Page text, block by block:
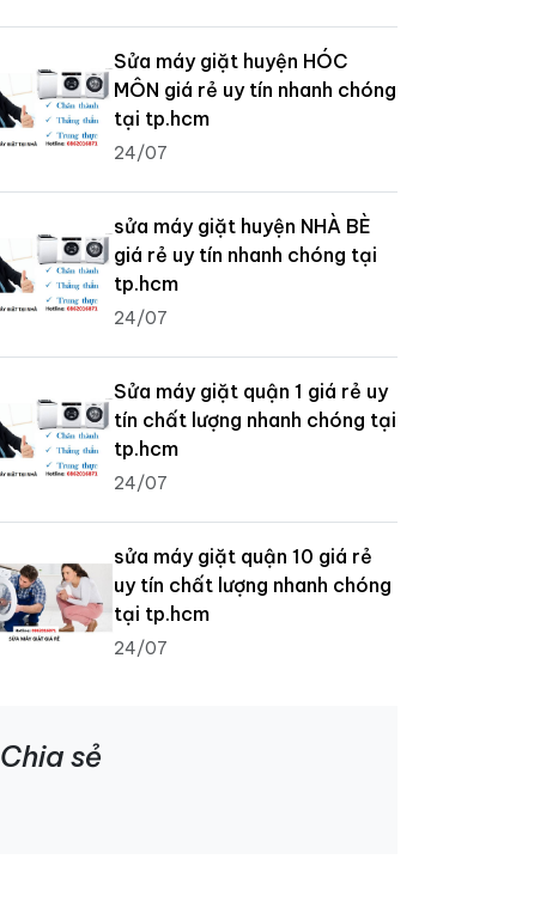
Sửa máy giặt huyện HÓC
MÔN giá rẻ uy tín nhanh chóng
tại tp.hcm
24/07
sửa máy giặt huyện NHÀ BÈ
giá rẻ uy tín nhanh chóng tại
tp.hcm
24/07
Sửa máy giặt quận 1 giá rẻ uy
tín chất lượng nhanh chóng tại
tp.hcm
24/07
sửa máy giặt quận 10 giá rẻ
uy tín chất lượng nhanh chóng
tại tp.hcm
24/07
Chia sẻ